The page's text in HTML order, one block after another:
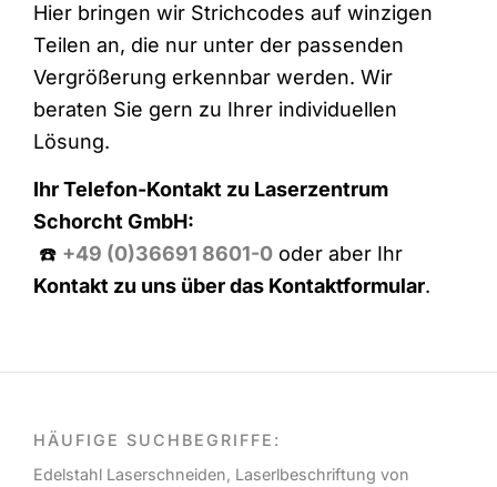
Hier bringen wir Strichcodes auf winzigen
Teilen an, die nur unter der passenden
Vergrößerung erkennbar werden. Wir
beraten Sie gern zu Ihrer individuellen
Lösung.
Ihr Telefon-Kontakt zu Laserzentrum
Schorcht GmbH:
☎️ +49 (0)36691 8601-0 oder aber Ihr
Kontakt zu uns über das Kontaktformular.
HÄUFIGE SUCHBEGRIFFE:
Edelstahl Laserschneiden, Laserlbeschriftung von